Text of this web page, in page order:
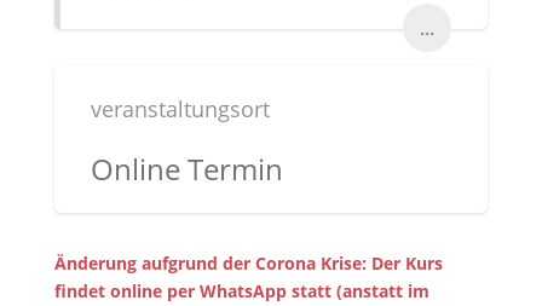
...
veranstaltungsort
Online Termin
Änderung aufgrund der Corona Krise: Der Kurs
findet online per WhatsApp statt (anstatt im